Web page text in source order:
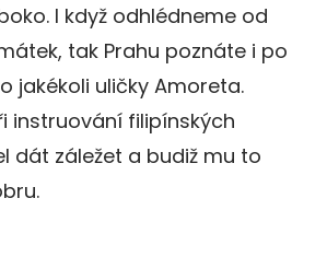
I když odhlédneme od
tak Prahu poznáte i po
jakékoli uličky Amoreta.
instruování filipínských
dát záležet a budiž mu to